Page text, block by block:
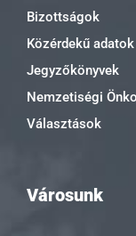
Bizottságok
Közérdekű adatok
Jegyzőkönyvek
Nemzetiségi
Választások
Városunk